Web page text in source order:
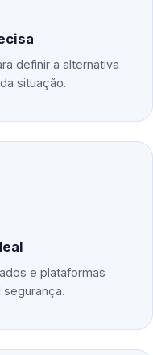
definir a alternativa
situação.
e plataformas